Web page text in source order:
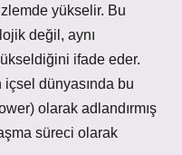
yükselir. Bu
değil, aynı
ifade eder.
dünyasında bu
olarak adlandırmış
süreci olarak